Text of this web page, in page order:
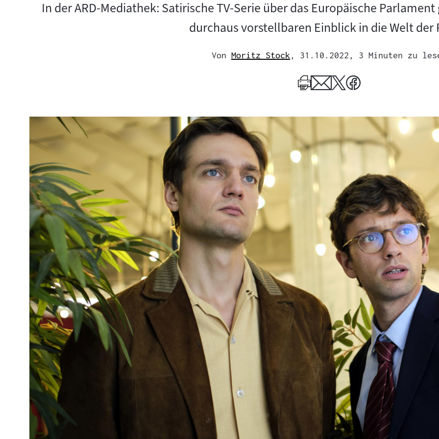
In der ARD-Mediathek: Satirische TV-Serie über das Europäische
durchaus vorstellbaren Einblick in die Welt der
Von Moritz Stock, 31.10.2022, 3 Minuten zu